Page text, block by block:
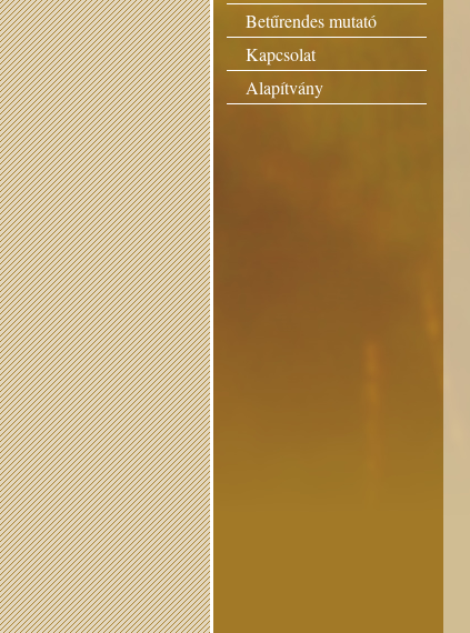
Betűrendes mutató
Kapcsolat
Alapítvány